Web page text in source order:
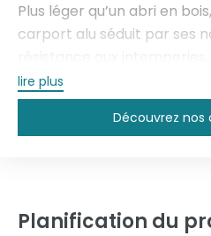
Plus léger qu’un abri en
carport alu séduit par ses
excellente durabilite et
Découvrez les étapes
votre projet et obtenir un
lire plus
Découvrez nos
Planification du